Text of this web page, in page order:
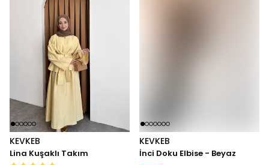
KEVKEB
Lina Kuşaklı Takım
KEVKEB
İnci Doku Elbise - Beyaz